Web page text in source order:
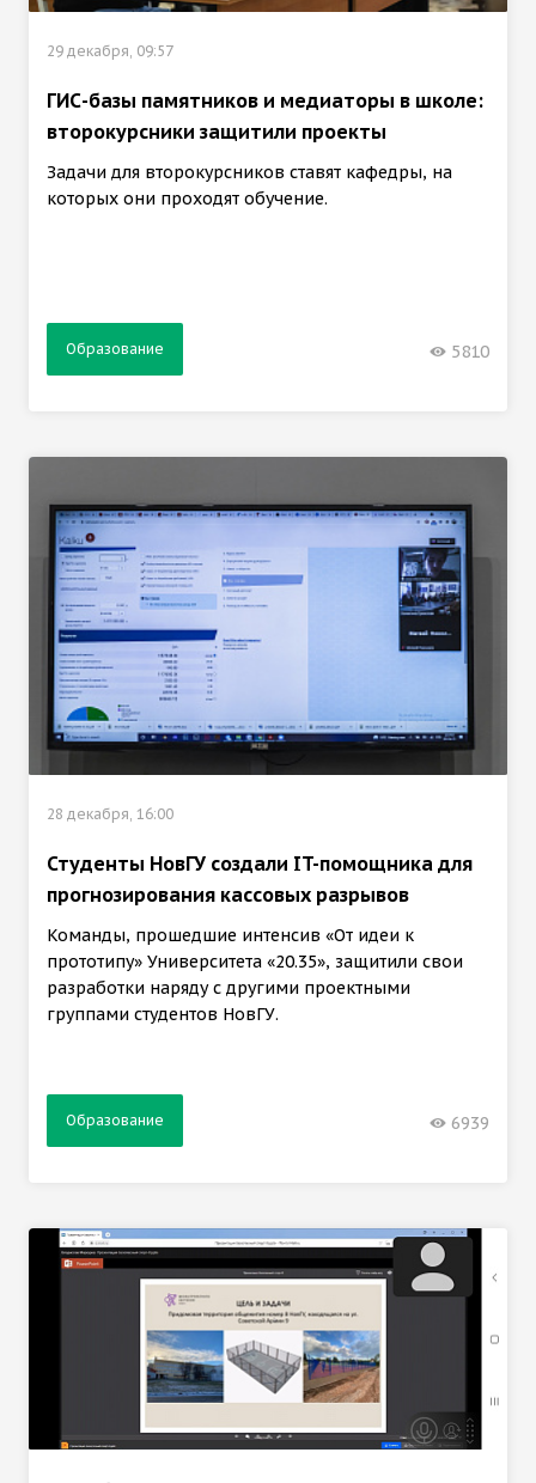
29 декабря, 09:57
ГИС-базы памятников и медиаторы в школе:
второкурсники защитили проекты
Задачи для второкурсников ставят кафедры, на
которых они проходят обучение.
Образование 5810
28 декабря, 16:00
Студенты НовГУ создали IT-помощника для
прогнозирования кассовых разрывов
Команды, прошедшие интенсив «От идеи к
прототипу» Университета «20.35», защитили свои
разработки наряду с другими проектными
группами студентов НовГУ.
Образование 6939